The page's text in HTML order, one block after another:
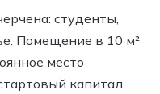
студенты,
Помещение в 10 м²
место
капитал.